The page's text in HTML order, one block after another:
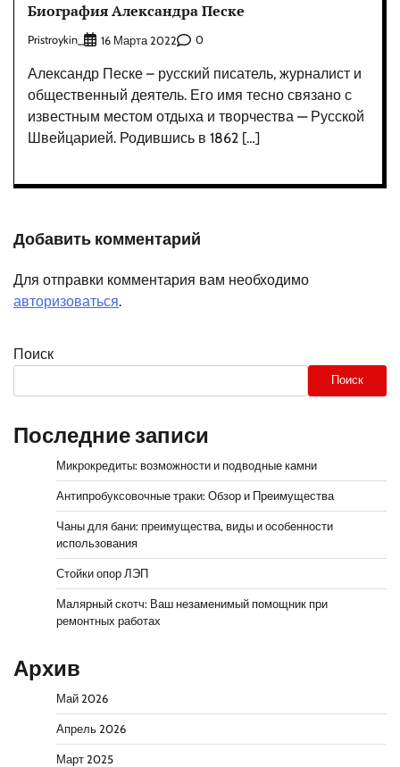
Биография Александра Песке
Pristroykin_ 16 Марта 2022 0
Александр Песке – русский писатель, журналист и
общественный деятель. Его имя тесно связано с
известным местом отдыха и творчества — Русской
Швейцарией. Родившись в 1862 […]
Добавить комментарий
Для отправки комментария вам необходимо
авторизоваться.
Поиск
Поиск
Последние записи
Микрокредиты: возможности и подводные камни
Антипробуксовочные траки: Обзор и Преимущества
Чаны для бани: преимущества, виды и особенности
использования
Стойки опор ЛЭП
Малярный скотч: Ваш незаменимый помощник при
ремонтных работах
Архив
Май 2026
Апрель 2026
Март 2025